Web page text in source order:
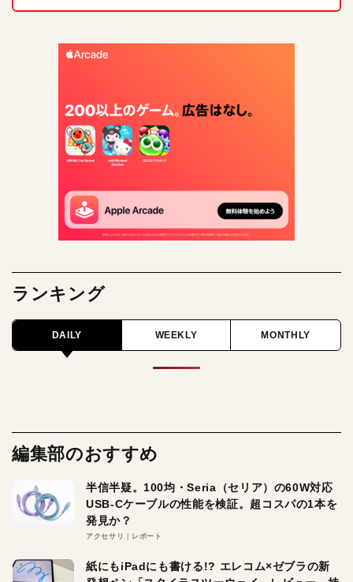
ランキング
DAILY WEEKLY MONTHLY
編集部のおすすめ
半信半疑。100均・Seria（セリア）の60W対応
USB-Cケーブルの性能を検証。超コスパの1本を
発見か？
アクセサリ レポート
紙にもiPadにも書ける!? エレコム×ゼブラの新